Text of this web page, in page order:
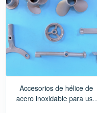
Accesorios de hélice de
acero inoxidable para uso